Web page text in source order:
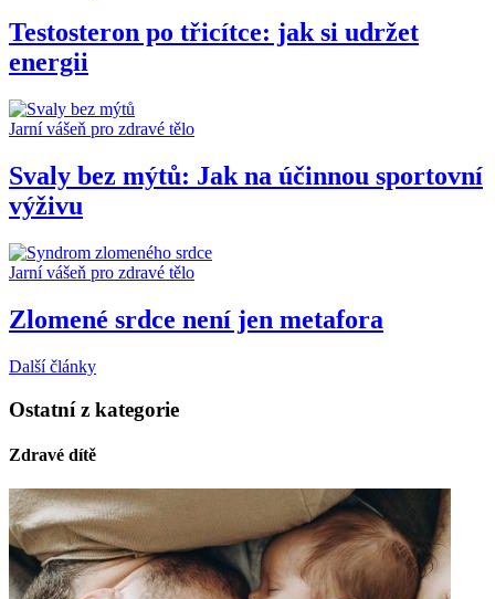
Testosteron po třicítce: jak si udržet
energii
Jarní vášeň pro zdravé tělo
Svaly bez mýtů: Jak na účinnou sportovní
výživu
Jarní vášeň pro zdravé tělo
Zlomené srdce není jen metafora
Další články
Ostatní z kategorie
Zdravé dítě